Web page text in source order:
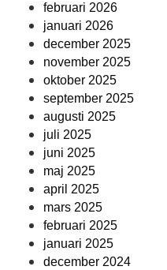
februari 2026
januari 2026
december 2025
november 2025
oktober 2025
september 2025
augusti 2025
juli 2025
juni 2025
maj 2025
april 2025
mars 2025
februari 2025
januari 2025
december 2024